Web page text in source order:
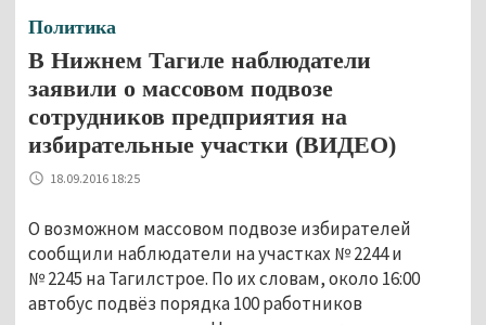
Политика
В Нижнем Тагиле наблюдатели
заявили о массовом подвозе
сотрудников предприятия на
избирательные участки (ВИДЕО)
18.09.2016 18:25
О возможном массовом подвозе избирателей
сообщили наблюдатели на участках № 2244 и
№ 2245 на Тагилстрое. По их словам, около 16:00
автобус подвёз порядка 100 работников